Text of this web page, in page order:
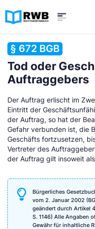
§ 672 BGB
Tod oder
Auftraggebers
Der Auftrag erlischt im
Eintritt der
der Auftrag, so hat der
Gefahr verbunden ist, die
Geschäfts fortzusetzen,
Vertreter des
der Auftrag gilt insoweit
Bürgerliches
vom 2. Januar 2002
geändert durch Artikel
S. 1146) Alle Angaben
Gewähr für inhaltliche